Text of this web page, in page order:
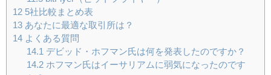
12 5社比較まとめ表
13 あなたに最適な取引所は？
14 よくある質問
14.1 デビッド・ホフマン氏は何を発表したのですか？
14.2ホフマン氏はイーサリアムに弱気になったのです